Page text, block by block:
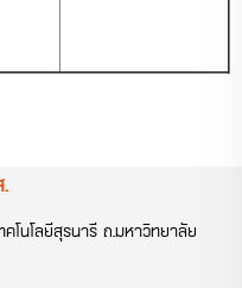
โนโลยีสุรนารี ถ.มหาวิทยาลัย